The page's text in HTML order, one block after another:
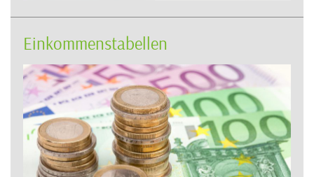
Einkommenstabellen